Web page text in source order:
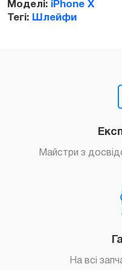
Моделі: iPhone X
Тегі: Шлейфи
Майстри з
На всі